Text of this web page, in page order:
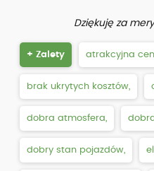
Dziękuję za
+ Zalety atrakcyjna
brak ukrytych kosztów,
dobra atmosfera,
dobry stan pojazdów,